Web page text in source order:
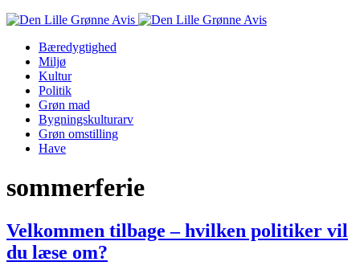
Bæredygtighed
Miljø
Kultur
Politik
Grøn mad
Bygningskulturarv
Grøn omstilling
Have
sommerferie
Velkommen tilbage – hvilken politiker vil
du læse om?